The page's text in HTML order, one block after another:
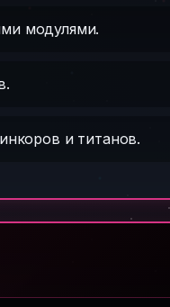
модулями.
и титанов.